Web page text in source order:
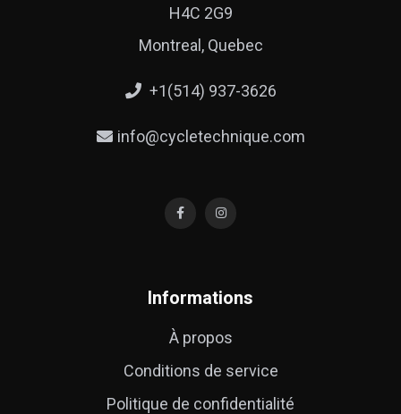
H4C 2G9
Montreal, Quebec
+1(514) 937-3626
info@cycletechnique.com
Informations
À propos
Conditions de service
Politique de confidentialité